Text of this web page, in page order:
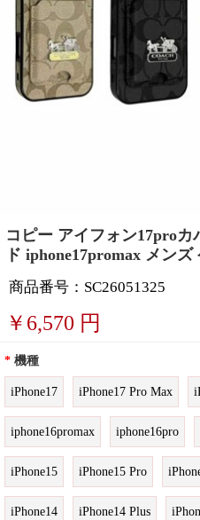
コピー アイフォン17pro
ド iphone17promax メン
商品番号：SC26051325
￥ 6,570 円
* 機種
iPhone17 iPhone17 Pro Max
iphone16promax iphone16pro
iPhone15 iPhone15 Pro
iPhone14 iPhone14 Plus